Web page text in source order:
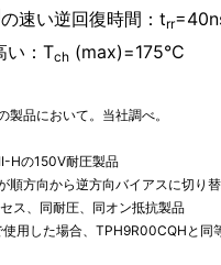
の速い逆回復時間：trr
い：Tch (max)=175°C
品において。当社調べ。
Hの150V耐圧製品
順方向から逆方向バイアスに切り
ス、同耐圧、同オン抵抗製品
用した場合、TPH9R00CQHと同